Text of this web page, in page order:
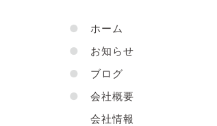
●
ホーム
●
お知らせ
●
ブログ
●
会社概要
会社情報